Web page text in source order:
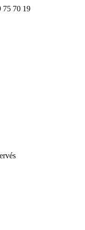
75 70 19